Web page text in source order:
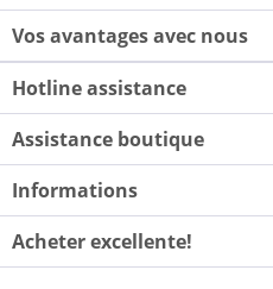
Vos avantages avec nous
Hotline assistance
Assistance boutique
Informations
Acheter excellente!